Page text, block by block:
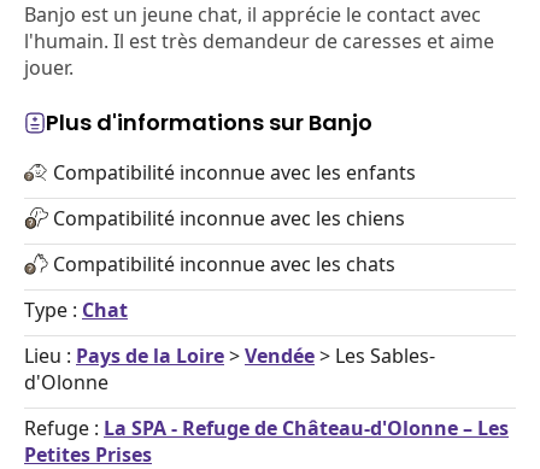
Banjo est un jeune chat, il apprécie le contact avec
l'humain. Il est très demandeur de caresses et aime
jouer.
Plus d'informations sur Banjo
Compatibilité inconnue avec les enfants
Compatibilité inconnue avec les chiens
Compatibilité inconnue avec les chats
Type : Chat
Lieu : Pays de la Loire>Vendée> Les Sables-
d'Olonne
Refuge : La SPA - Refuge de Château-d'Olonne – Les
Petites Prises